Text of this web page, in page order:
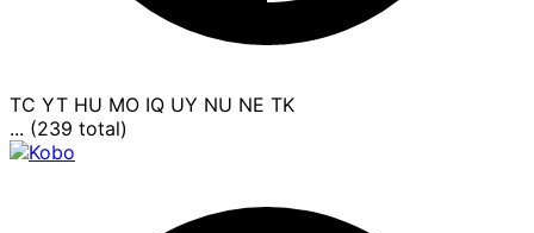
TC YT HU MO IQ UY NU NE TK
... (239 total)